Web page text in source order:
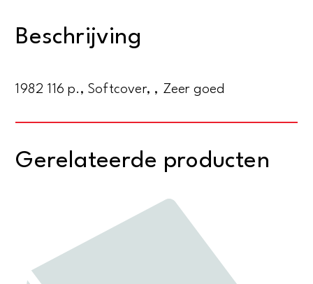
aantal
Beschrijving
1982 116 p., Softcover, , Zeer goed
Gerelateerde producten